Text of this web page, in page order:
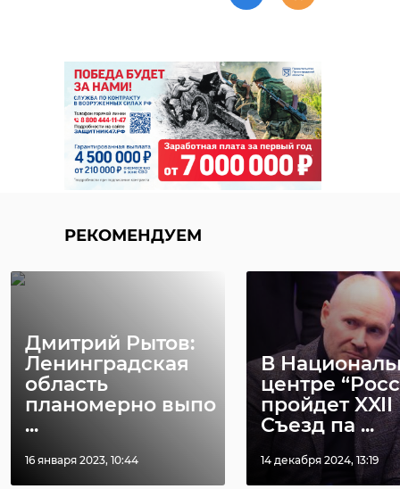
РЕКОМЕНДУЕМ
Дмитрий Рытов:
Ленинградская
область
планомерно выпо
...
16 января 2023, 10:44
В
центре
пройдет XXII
Съезд па ...
14 декабря 2024, 13:19